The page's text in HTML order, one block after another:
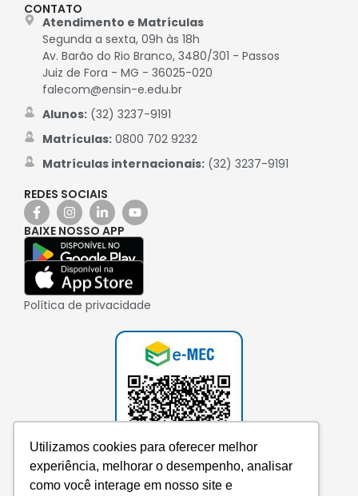
Utilizamos cookies para oferecer melhor
experiência, melhorar o desempenho, analisar
como você interage em nosso site e
CONTATO
Atendimento e Matrículas
Segunda a sexta, 09h às 18h
Av. Barão do Rio Branco, 3480/301 - Passos
Juiz de Fora - MG - 36025-020
falecom@ensin-e.edu.br
Alunos:(32) 3237-9191
Matrículas:0800 702 9232
Matrículas internacionais:(32) 3237-9191
REDES SOCIAIS
BAIXE NOSSO APP
Política de privacidade